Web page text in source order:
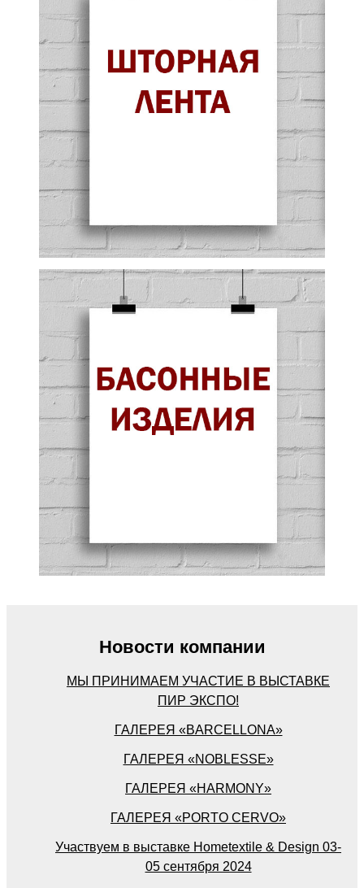
Новости компании
МЫ ПРИНИМАЕМ УЧАСТИЕ В ВЫСТАВКЕ
ПИР ЭКСПО!
ГАЛЕРЕЯ «BARСELLONA»
ГАЛЕРЕЯ «NOBLESSE»
ГАЛЕРЕЯ «HARMONY»
ГАЛЕРЕЯ «PORTO CERVO»
Участвуем в выставке Hometextile & Design 03-
05 сентября 2024